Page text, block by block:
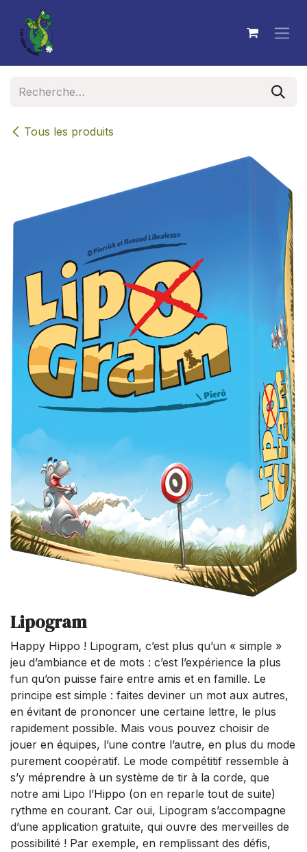
Se rendre au contenu
Tous les produits
Lipogram
Happy Hippo ! Lipogram, c’est plus qu’un « simple »
jeu d’ambiance et de mots : c’est l’expérience la plus
fun qu’on puisse faire entre amis et en famille. Le
principe est simple : faites deviner un mot aux autres,
en évitant de prononcer une certaine lettre, le plus
rapidement possible. Mais vous pouvez choisir de
jouer en équipes, l’une contre l’autre, en plus du mode
purement coopératif. Le mode compétitif ressemble à
s’y méprendre à un système de tir à la corde, que
notre ami Lipo l’Hippo (on en reparle tout de suite)
rythme en courant. Car oui, Lipogram s’accompagne
d’une application gratuite, qui ouvre des merveilles de
possibilité ! Par exemple, en remplissant des défis,